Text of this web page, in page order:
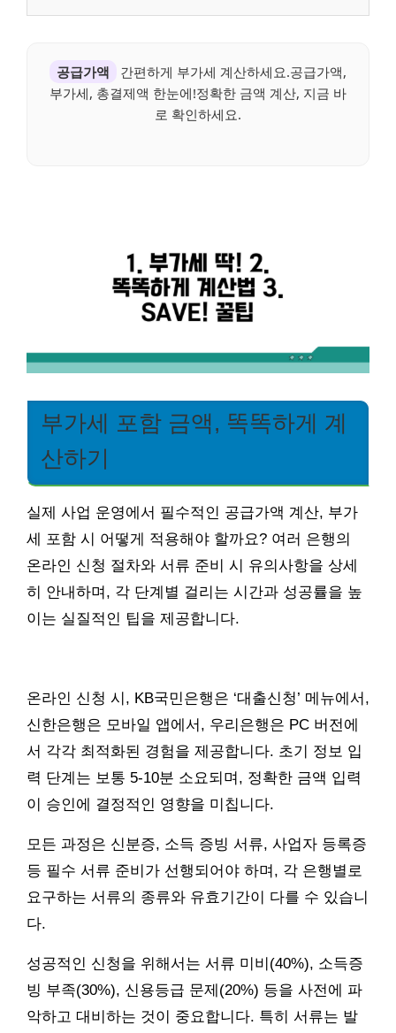
공급가액
간편하게 부가세 계산하세요.공급가액,
부가세, 총결제액 한눈에!정확한 금액 계산, 지금 바
로 확인하세요.
부가세 포함 금액, 똑똑하게 계
산하기
실제 사업 운영에서 필수적인 공급가액 계산, 부가
세 포함 시 어떻게 적용해야 할까요? 여러 은행의
온라인 신청 절차와 서류 준비 시 유의사항을 상세
히 안내하며, 각 단계별 걸리는 시간과 성공률을 높
이는 실질적인 팁을 제공합니다.
온라인 신청 시, KB국민은행은 ‘대출신청’ 메뉴에서,
신한은행은 모바일 앱에서, 우리은행은 PC 버전에
서 각각 최적화된 경험을 제공합니다. 초기 정보 입
력 단계는 보통 5-10분 소요되며, 정확한 금액 입력
이 승인에 결정적인 영향을 미칩니다.
모든 과정은 신분증, 소득 증빙 서류, 사업자 등록증
등 필수 서류 준비가 선행되어야 하며, 각 은행별로
요구하는 서류의 종류와 유효기간이 다를 수 있습니
다.
성공적인 신청을 위해서는 서류 미비(40%), 소득증
빙 부족(30%), 신용등급 문제(20%) 등을 사전에 파
악하고 대비하는 것이 중요합니다. 특히 서류는 발